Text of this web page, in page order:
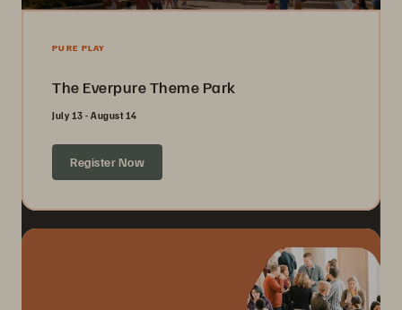
PURE PLAY
The Everpure Theme Park
July 13 - August 14
Register Now